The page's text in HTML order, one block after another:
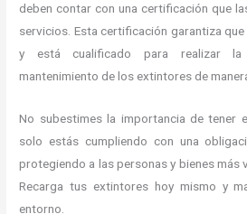
deben contar con una certificación que
servicios. Esta certificación garantiza
y está cualificado para realizar la
mantenimiento de los extintores de
No subestimes la importancia de tener
solo estás cumpliendo con una
protegiendo a las personas y bienes más
Recarga tus extintores hoy mismo y
entorno.